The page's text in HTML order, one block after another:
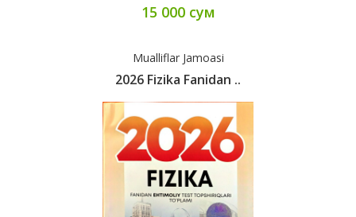
15 000 сум
Mualliflar Jamoasi
2026 Fizika Fanidan ..